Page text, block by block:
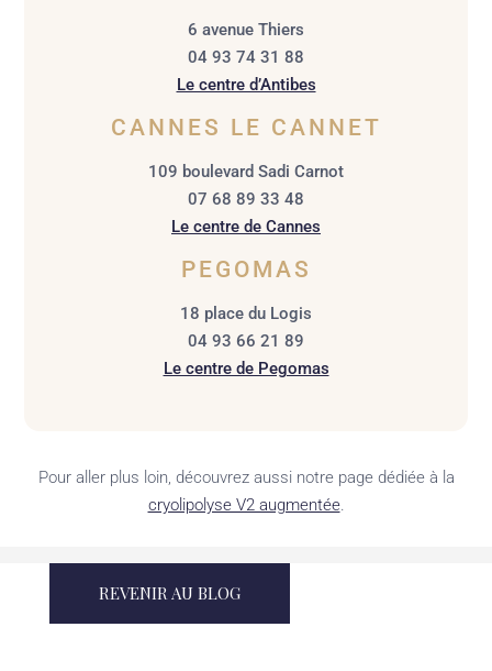
6 avenue Thiers
04 93 74 31 88
Le centre d’Antibes
CANNES LE CANNET
109 boulevard Sadi Carnot
07 68 89 33 48
Le centre de Cannes
PEGOMAS
18 place du Logis
04 93 66 21 89
Le centre de Pegomas
Pour aller plus loin, découvrez aussi notre page dédiée à la
cryolipolyse V2 augmentée.
REVENIR AU BLOG